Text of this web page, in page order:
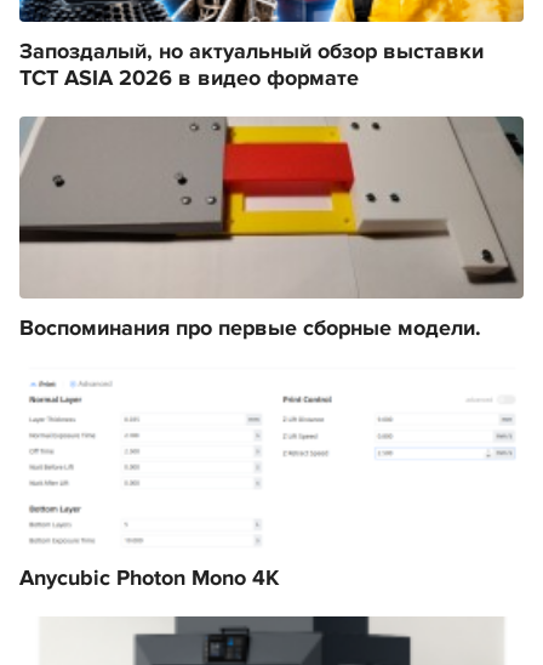
Запоздалый, но актуальный обзор выставки
TCT ASIA 2026 в видео формате
Воспоминания про первые сборные модели.
Anycubic Photon Mono 4K